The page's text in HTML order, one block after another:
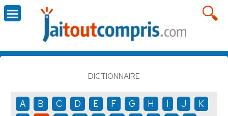
DICTIONNAIRE
A B C D E F G H I J
K